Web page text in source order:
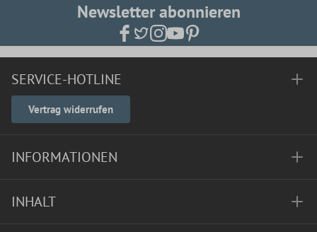
Newsletter abonnieren
SERVICE-HOTLINE
Vertrag widerrufen
INFORMATIONEN
INHALT